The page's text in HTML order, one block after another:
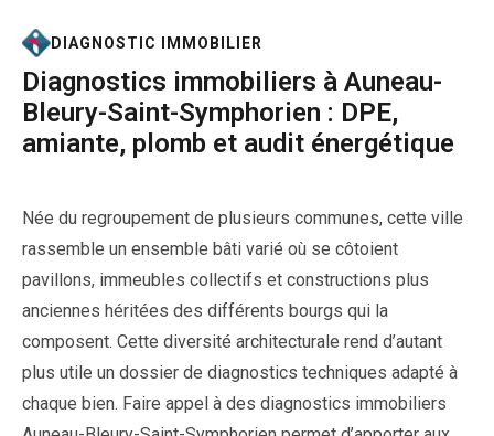
DIAGNOSTIC IMMOBILIER
Diagnostics immobiliers à Auneau-
Bleury-Saint-Symphorien : DPE,
amiante, plomb et audit énergétique
Née du regroupement de plusieurs communes, cette ville
rassemble un ensemble bâti varié où se côtoient
pavillons, immeubles collectifs et constructions plus
anciennes héritées des différents bourgs qui la
composent. Cette diversité architecturale rend d’autant
plus utile un dossier de diagnostics techniques adapté à
chaque bien. Faire appel à des diagnostics immobiliers